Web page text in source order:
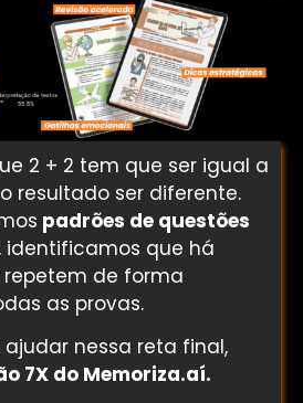
2 + 2 tem que ser igual a
resultado ser diferente.
padrões de questões
identificamos que há
repetem de forma
as provas.
nessa reta final,
7X do Memoriza.aí.